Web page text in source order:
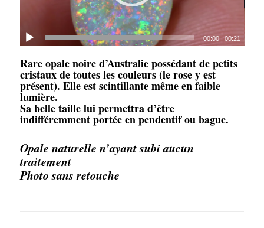
00:00|00:21
Rareopale noired’Australie possédant de petits
cristaux de toutes les couleurs (le rose y est
présent). Elle est scintillante même en faible
lumière.
Sa belle taille lui permettra d’être
indifféremment portée en pendentif ou bague.
Opale naturelle n’ayant subi aucun
traitement
Photo sans retouche